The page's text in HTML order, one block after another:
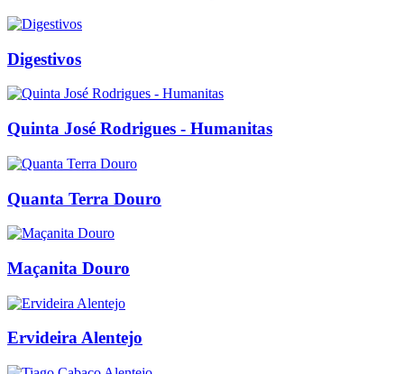
Digestivos
Quinta José Rodrigues - Humanitas
Quanta Terra Douro
Maçanita Douro
Ervideira Alentejo